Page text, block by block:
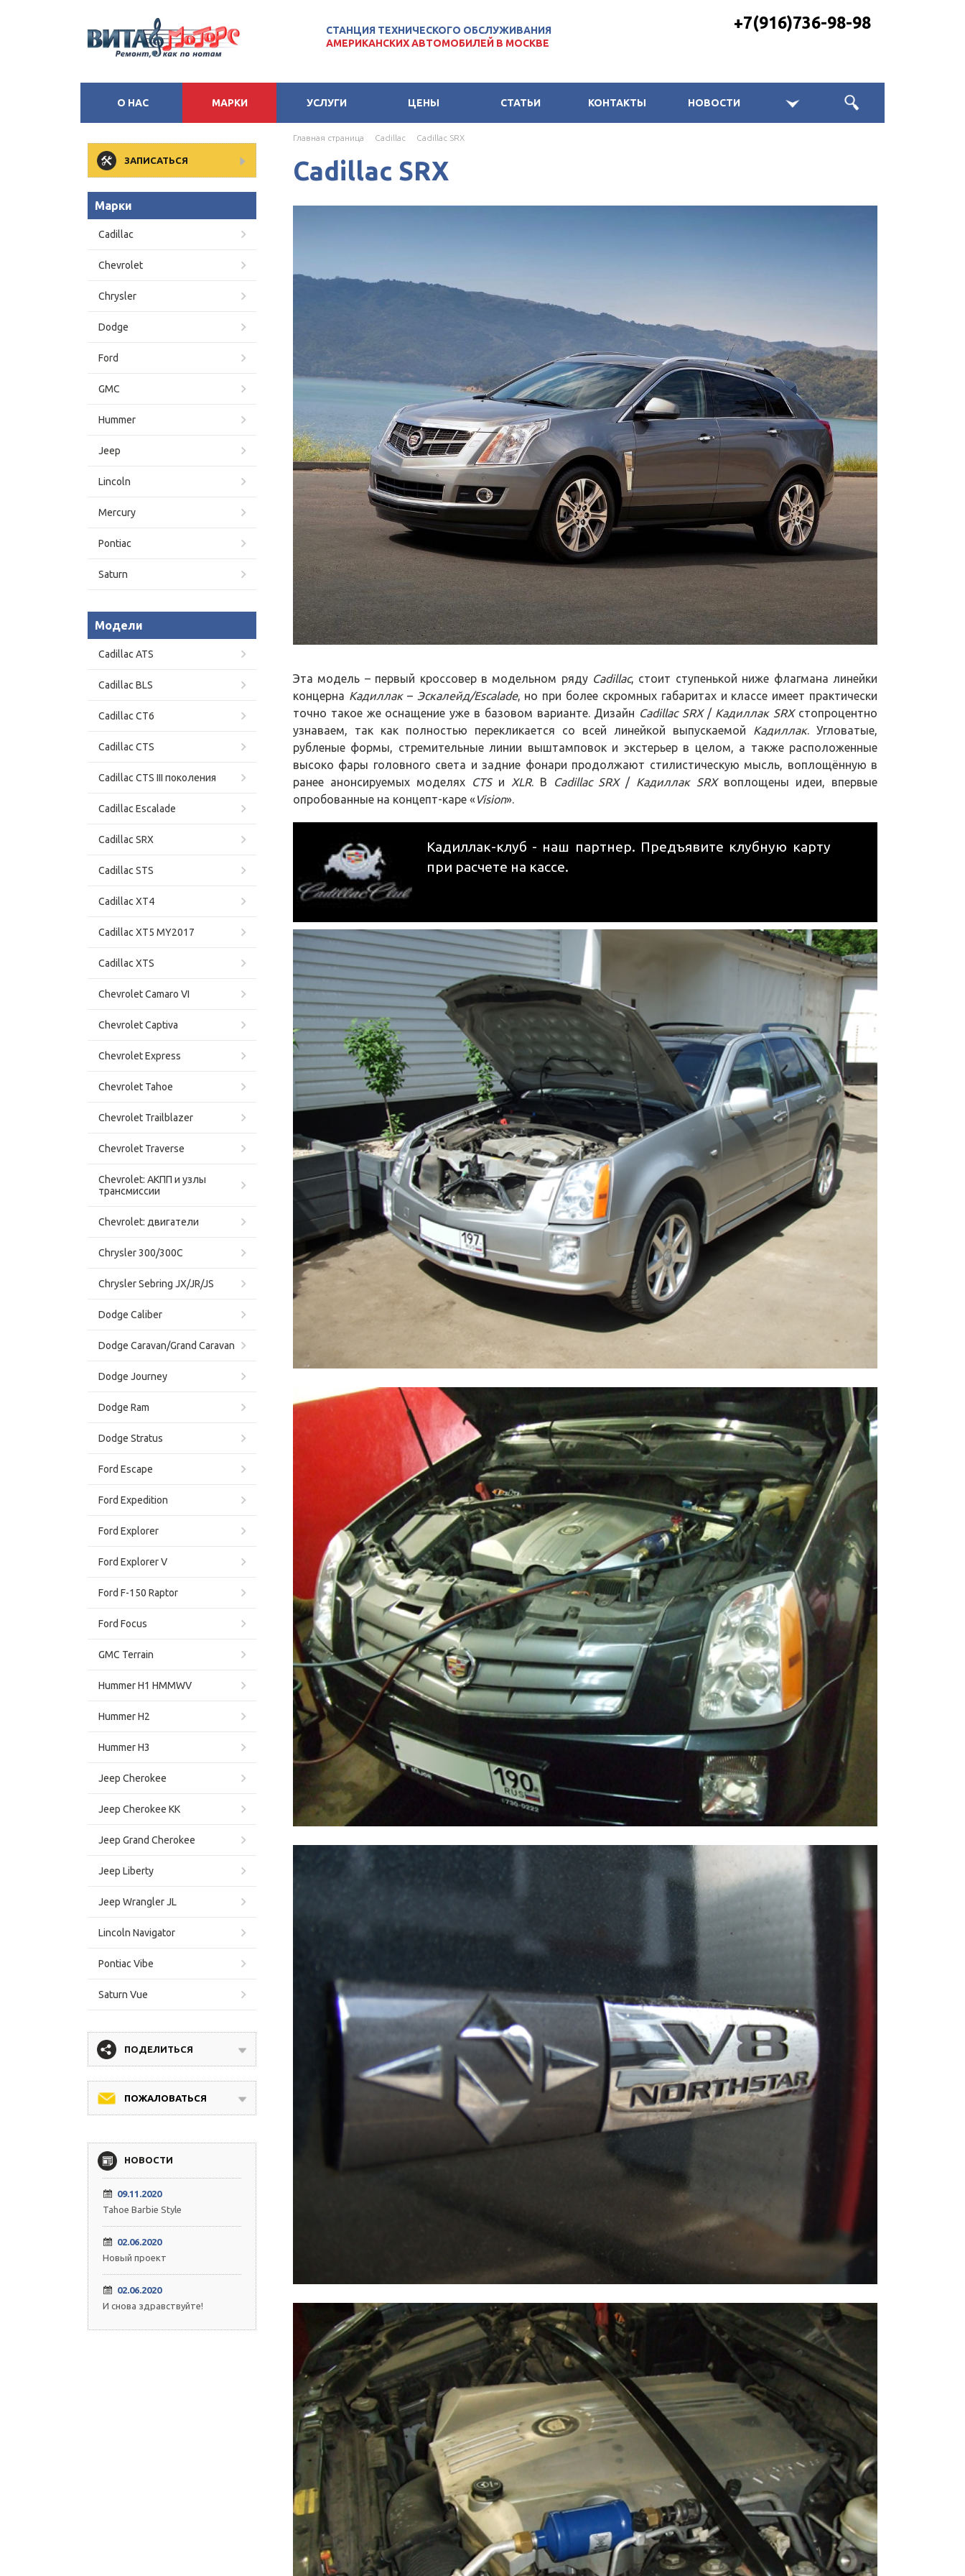
+7(916)736-98-98
СТАНЦИЯ ТЕХНИЧЕСКОГО ОБСЛУЖИВАНИЯ
АМЕРИКАНСКИХ АВТОМОБИЛЕЙ В МОСКВЕ
О НАС МАРКИ УСЛУГИ ЦЕНЫ СТАТЬИ КОНТАКТЫ НОВОСТИ
Главная страница Cadillac Cadillac SRX
Cadillac SRX
Эта модель – первый кроссовер в модельном ряду Cadillac, стоит ступенькой ниже флагмана линейки
концерна Кадиллак– Эскалейд/Escalade, но при более скромных габаритах и классе имеет практически
точно такое же оснащение уже в базовом варианте. Дизайн Cadillac SRX/ Кадиллак SRXстопроцентно
узнаваем, так как полностью перекликается со всей линейкой выпускаемой Кадиллак. Угловатые,
рубленые формы, стремительные линии выштамповок и экстерьер в целом, а также расположенные
высоко фары головного света и задние фонари продолжают стилистическую мысль, воплощённую в
ранее анонсируемых моделях
CTSи XLR. В Cadillac SRX/ Кадиллак SRXвоплощены идеи, впервые
опробованные на концепт-каре «Vision».
Кадиллак-клуб - наш партнер. Предъявите клубную карту
при расчете на кассе.
ЗАПИСАТЬСЯ
Марки
Cadillac
Chevrolet
Chrysler
Dodge
Ford
GMC
Hummer
Jeep
Lincoln
Mercury
Pontiac
Saturn
Модели
Cadillac ATS
Cadillac BLS
Cadillac CT6
Cadillac CTS
Cadillac CTS III поколения
Cadillac Escalade
Cadillac SRX
Cadillac STS
Cadillac XT4
Cadillac XT5 MY2017
Cadillac XTS
Chevrolet Camaro VI
Chevrolet Captiva
Chevrolet Express
Chevrolet Tahoe
Chevrolet Trailblazer
Chevrolet Traverse
Chevrolet: АКПП и узлы
трансмиссии
Chevrolet: двигатели
Chrysler 300/300C
Chrysler Sebring JX/JR/JS
Dodge Caliber
Dodge Caravan/Grand Caravan
Dodge Journey
Dodge Ram
Dodge Stratus
Ford Escape
Ford Expedition
Ford Explorer
Ford Explorer V
Ford F-150 Raptor
Ford Focus
GMC Terrain
Hummer H1 HMMWV
Hummer H2
Hummer H3
Jeep Cherokee
Jeep Cherokee KK
Jeep Grand Cherokee
Jeep Liberty
Jeep Wrangler JL
Lincoln Navigator
Pontiac Vibe
Saturn Vue
ПОДЕЛИТЬСЯ
ПОЖАЛОВАТЬСЯ
НОВОСТИ
09.11.2020
Tahoe Barbie Style
02.06.2020
Новый проект
02.06.2020
И снова здравствуйте!